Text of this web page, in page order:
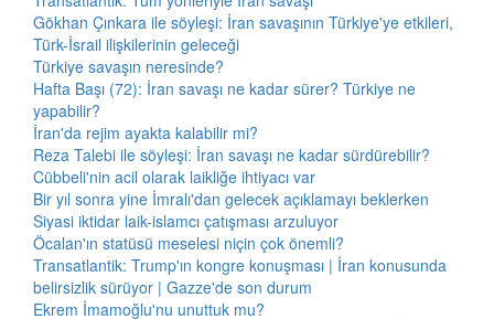
Gökhan Çınkara ile söyleşi: İran savaşının Türkiye'ye etkileri,
Türk-İsrail ilişkilerinin geleceği
Türkiye savaşın neresinde?
Hafta Başı (72): İran savaşı ne kadar sürer? Türkiye ne
yapabilir?
İran'da rejim ayakta kalabilir mi?
Reza Talebi ile söyleşi: İran savaşı ne kadar sürdürebilir?
Cübbeli'nin acil olarak laikliğe ihtiyacı var
Bir yıl sonra yine İmralı'dan gelecek açıklamayı beklerken
Siyasi iktidar laik-islamcı çatışması arzuluyor
Öcalan'ın statüsü meselesi niçin çok önemli?
Transatlantik: Trump'ın kongre konuşması | İran konusunda
belirsizlik sürüyor | Gazze'de son durum
Ekrem İmamoğlu'nu unuttuk mu?